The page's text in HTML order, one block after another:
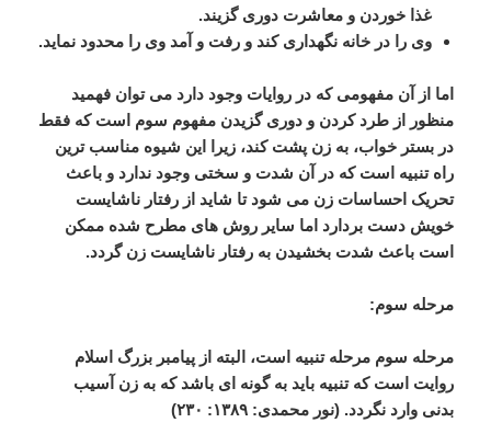
غذا خوردن و معاشرت دوری گزیند.
وی را در خانه نگهداری کند و رفت و آمد وی را محدود نماید.
اما از آن مفهومی که در روایات وجود دارد می توان فهمید
منظور
از طرد کردن و دوری گزیدن مفهوم سوم است که فقط
در بستر خواب، به زن پشت کند، زیرا این شیوه مناسب ترین
راه تنبیه است که در آن شدت و سختی وجود ندارد و باعث
تحریک احساسات زن می شود تا شاید از رفتار ناشایست
خویش دست بردارد اما سایر روش های مطرح شده ممکن
است باعث شدت بخشیدن به رفتار ناشایست زن گردد.
مرحله سوم:
مرحله سوم مرحله تنبیه است، البته از پیامبر بزرگ اسلام
روایت است که تنبیه باید به گونه ای باشد که به زن آسیب
بدنی وارد نگردد. (نور محمدی:۱۳۸۹: ۲۳۰)